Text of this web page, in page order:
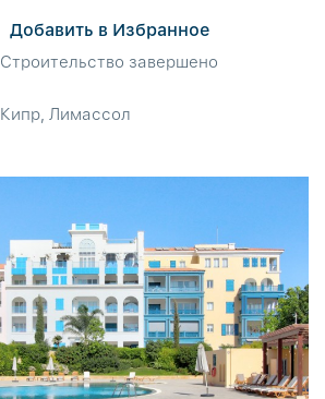
Строительство завершено
Кипр, Лимассол
Добавить в Избранное